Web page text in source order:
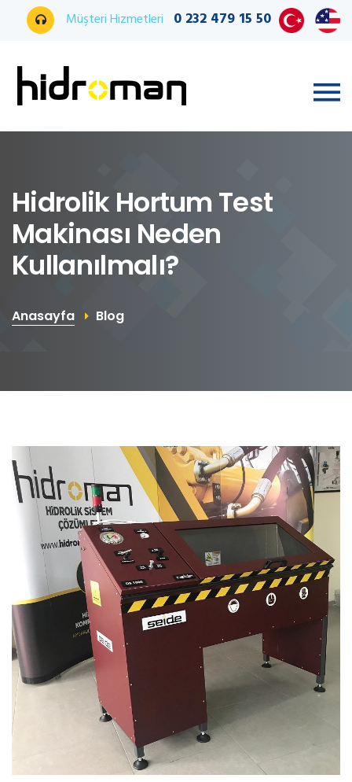
Müşteri Hizmetleri 0 232 479 15 50
Hidrolik Hortum Test
Makinası Neden
Kullanılmalı?
Anasayfa Blog